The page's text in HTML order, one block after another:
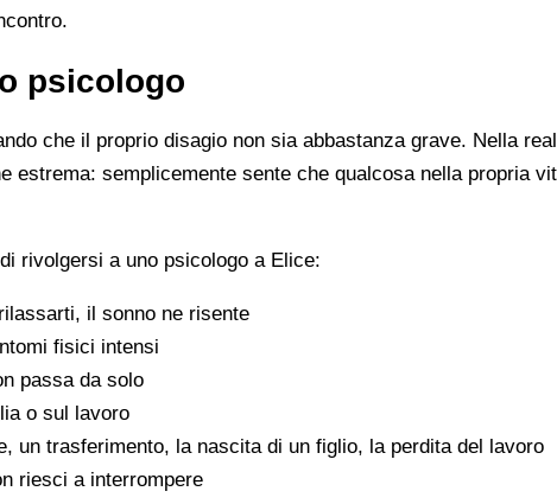
psicologo
che il proprio disagio non sia abbastanza grave. Nella
estrema: semplicemente sente che qualcosa nella propria
rivolgersi a uno psicologo a Elice:
il sonno ne risente
fisici intensi
passa da solo
o sul lavoro
un trasferimento, la nascita di un figlio, la perdita del lavoro
riesci a interrompere